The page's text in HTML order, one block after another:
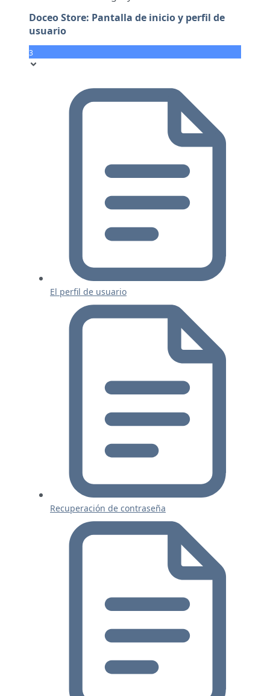
Doceo Store: Pantalla de inicio y perfil de
usuario
3
El perfil de usuario
Recuperación de contraseña